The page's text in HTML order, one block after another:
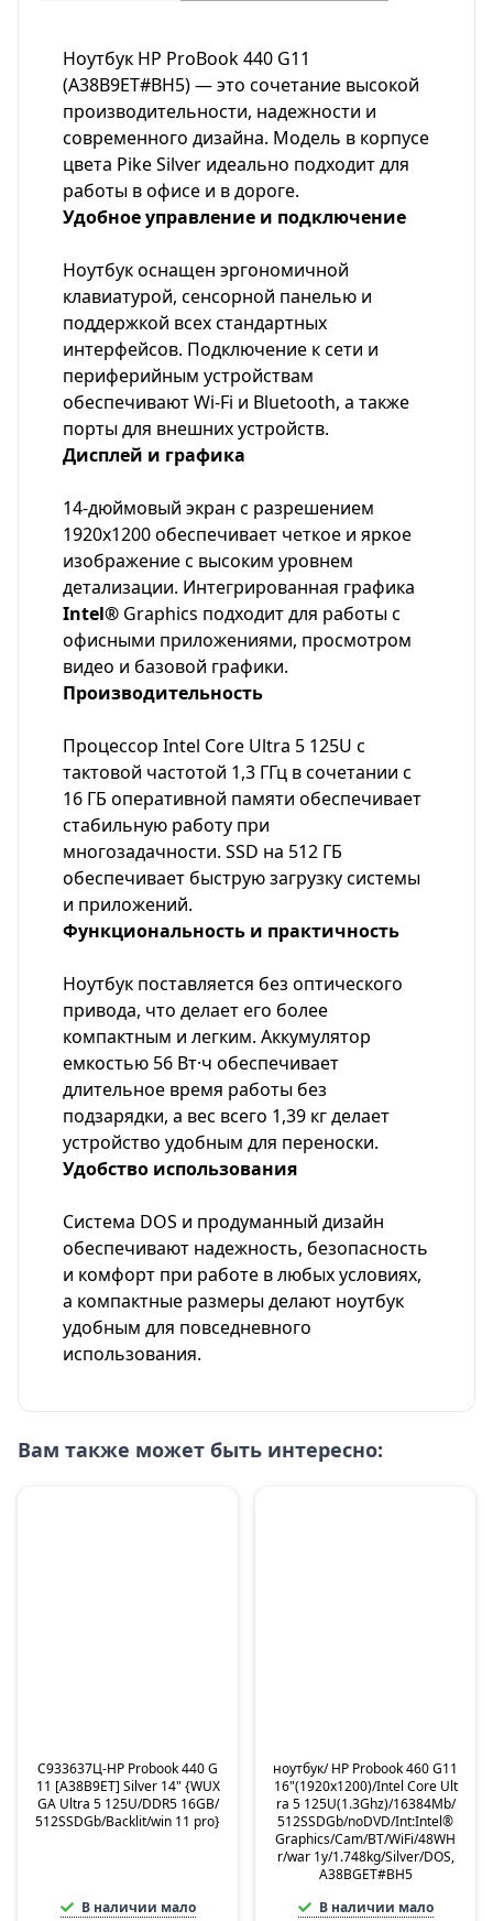
Ноутбук HP ProBook 440 G11
(A38B9ET#BH5) — это сочетание высокой
производительности, надежности и
современного дизайна. Модель в корпусе
цвета Pike Silver идеально подходит для
работы в офисе и в дороге.
Удобное управление и подключение
Ноутбук оснащен эргономичной
клавиатурой, сенсорной панелью и
поддержкой всех стандартных
интерфейсов. Подключение к сети и
периферийным устройствам
обеспечивают Wi-Fi и Bluetooth, а также
порты для внешних устройств.
Дисплей и графика
14-дюймовый экран с разрешением
1920x1200 обеспечивает четкое и яркое
изображение с высоким уровнем
детализации. Интегрированная графика
Intel® Graphics подходит для работы с
офисными приложениями, просмотром
видео и базовой графики.
Производительность
Процессор Intel Core Ultra 5 125U с
тактовой частотой 1,3 ГГц в сочетании с
16 ГБ оперативной памяти обеспечивает
стабильную работу при
многозадачности. SSD на 512 ГБ
обеспечивает быструю загрузку системы
и приложений.
Функциональность и практичность
Ноутбук поставляется без оптического
привода, что делает его более
компактным и легким. Аккумулятор
емкостью 56 Вт·ч обеспечивает
длительное время работы без
подзарядки, а вес всего 1,39 кг делает
устройство удобным для переноски.
Удобство использования
Система DOS и продуманный дизайн
обеспечивают надежность, безопасность
и комфорт при работе в любых условиях,
а компактные размеры делают ноутбук
удобным для повседневного
использования.
Вам также может быть интересно:
C933637Ц-HP Probook 440 G
11 [A38B9ET] Silver 14" {WUX
GA Ultra 5 125U/DDR5 16GB/
512SSDGb/Backlit/win 11 pro}
В наличии мало
ноутбук/ HP Probook 460 G11
16"(1920x1200)/Intel Core Ult
ra 5 125U(1.3Ghz)/16384Mb/
512SSDGb/noDVD/Int:Intel®
Graphics/Cam/BT/WiFi/48WH
r/war 1y/1.748kg/Silver/DOS,
A38BGET#BH5
В наличии мало